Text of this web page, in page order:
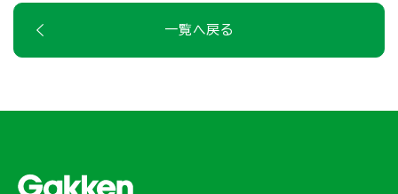
一覧へ戻る